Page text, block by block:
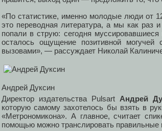
«По статистике, именно молодые люди от
это переводная литература, а мы как раз
попали в струю: сегодня
осталось ощущение позитивной
вызовами», — рассуждает Николай
Андрей Дуксин
Директор издательства Pulsart Андрей
которую самому захотелось бы взять в
«Метрономикона». А главное, считает
помощью можно транслировать правильные